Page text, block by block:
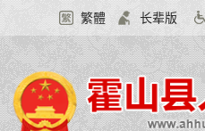
繁體 长辈版